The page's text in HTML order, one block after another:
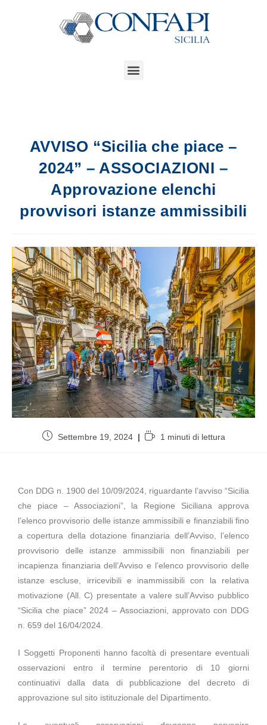
AVVISO “Sicilia che piace –
2024” – ASSOCIAZIONI –
Approvazione elenchi
provvisori istanze ammissibili
Settembre 19, 2024 1 minuti di lettura
Con DDG n. 1900 del 10/09/2024, riguardante l’avviso “Sicilia
che piace – Associazioni”, la Regione Siciliana approva
l’elenco provvisorio delle istanze ammissibili e finanziabili fino
a copertura della dotazione finanziaria dell’Avviso, l’elenco
provvisorio delle istanze ammissibili non finanziabili per
incapienza finanziaria dell’Avviso e l’elenco provvisorio delle
istanze escluse, irricevibili e inammissibili con la relativa
motivazione (All. C) presentate a valere sull’Avviso pubblico
“Sicilia che piace” 2024 – Associazioni, approvato con DDG
n. 659 del 16/04/2024.
I Soggetti Proponenti hanno facoltà di presentare eventuali
osservazioni entro il termine perentorio di 10 giorni
continuativi dalla data di pubblicazione del decreto di
approvazione sul sito istituzionale del Dipartimento.